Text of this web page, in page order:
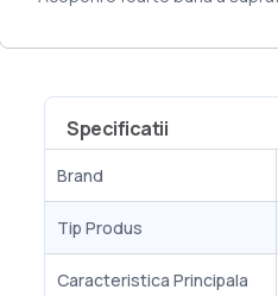
Specificatii
Brand
Tip Produs
Caracteristica Principala